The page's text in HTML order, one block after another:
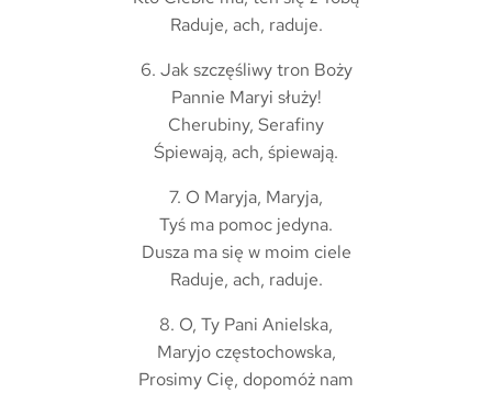
Raduje, ach, raduje.
6. Jak szczęśliwy tron Boży
Pannie Maryi służy!
Cherubiny, Serafiny
Śpiewają, ach, śpiewają.
7. O Maryja, Maryja,
Tyś ma pomoc jedyna.
Dusza ma się w moim ciele
Raduje, ach, raduje.
8. O, Ty Pani Anielska,
Maryjo częstochowska,
Prosimy Cię, dopomóż nam